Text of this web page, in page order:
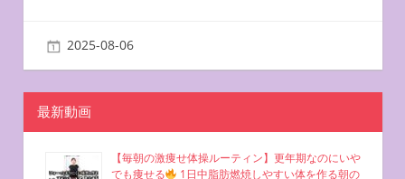
ー
シ
ョ
ン
2025-08-06
最新動画
【毎朝の激痩せ体操ルーティン】更年期なのにいや
でも痩せる
1日中脂肪燃焼しやすい体を作る朝の